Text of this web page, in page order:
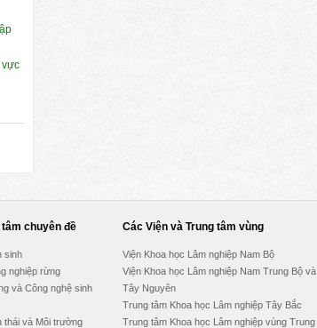
vực
chuyên đề
sinh
nghiệp rừng
và Công nghệ sinh
thái và Môi trường
Các Viện và Trung tâm vùng
Viện Khoa học Lâm nghiệp Nam Bộ
Viện Khoa học Lâm nghiệp Nam Trung Bộ và
Tây Nguyên
Trung tâm Khoa học Lâm nghiệp Tây Bắc
Trung tâm Khoa học Lâm nghiệp vùng Trung